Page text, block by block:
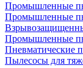
Промышленные
Промышленные
Промышленные
Пневматические
Пылесосы для